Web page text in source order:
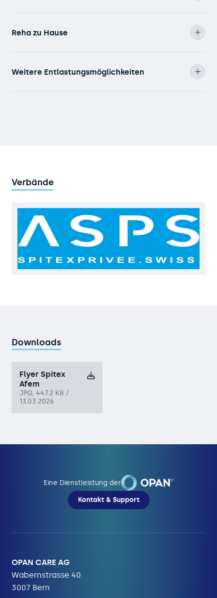
Reha zu Hause
Weitere Entlastungsmöglichkeiten
Verbände
Downloads
Flyer Spitex
Afem
JPG, 447.2 KB /
13.03.2026
Eine Dienstleistung der
Kontakt & Support
OPAN CARE AG
Wabernstrasse 40
3007 Bern